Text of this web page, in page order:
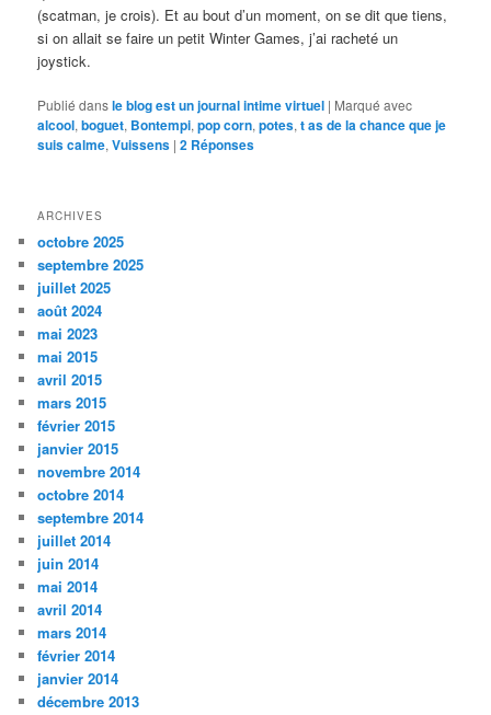
(scatman, je crois). Et au bout d’un moment, on se dit que tiens,
si on allait se faire un petit Winter Games, j’ai racheté un
joystick.
Publié dansle blog est un journal intime virtuel | Marqué avec
alcool,boguet, Bontempi,pop corn,potes,t as de la chance que je
suis calme,Vuissens |2 Réponses
ARCHIVES
octobre 2025
septembre 2025
juillet 2025
août 2024
mai 2023
mai 2015
avril 2015
mars 2015
février 2015
janvier 2015
novembre 2014
octobre 2014
septembre 2014
juillet 2014
juin 2014
mai 2014
avril 2014
mars 2014
février 2014
janvier 2014
décembre 2013